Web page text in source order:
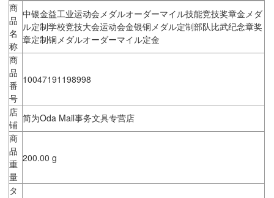
商
品
名
称
中银金益工业运动会メダルオーダーマイル技能竞技奖章金メダ
ル定制学校竞技大会运动会金银铜メダル定制部队比武纪念章奖
章定制铜メダルオーダーマイル定金
商
品
番
号
10047191198998
店
铺
简为Oda Mail事务文具专营店
商
品
重
量
200.00 g
タ